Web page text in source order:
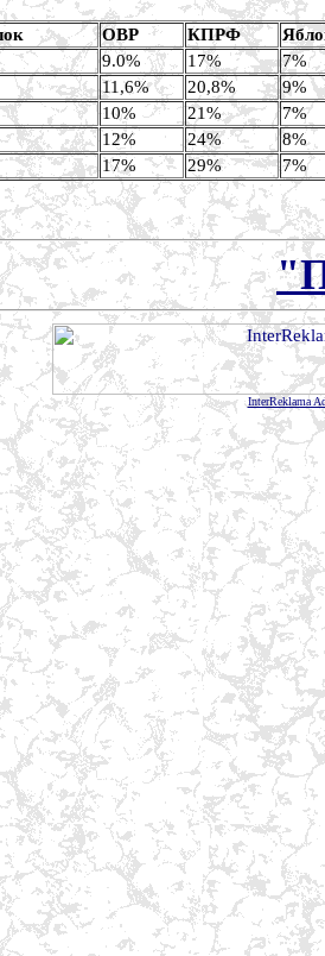
ОВР КПРФ
9.0% 17%
7%
11,6% 20,8%
9%
10% 21%
7%
12% 24%
8%
17% 29% 7%
InterReklama